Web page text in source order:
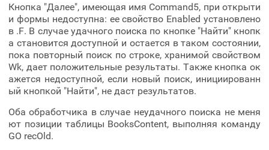
Кнопка "Далее", имеющая имя Command5, при открыти
и формы недоступна: ее свойство Enabled установлено
в .F. В случае удачного поиска по кнопке "Найти" кнопк
а становится доступной и остается в таком состоянии,
пока повторный поиск по строке, хранимой свойством
Wk, дает положительные результаты. Также кнопка ок
ажется недоступной, если новый поиск, инициированн
ый кнопкой "Найти", не даст результатов.
Оба обработчика в случае неудачного поиска не меня
ют позиции таблицы BooksContent, выполняя команду
GO recOld.